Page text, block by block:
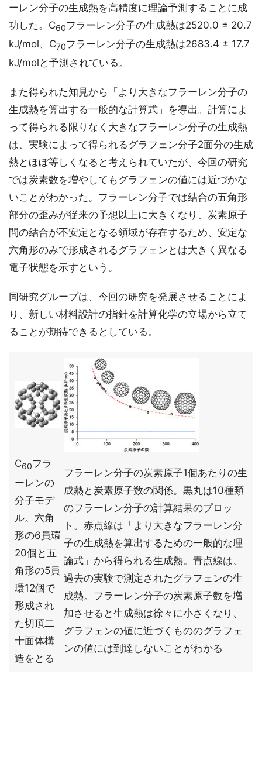
ーレン分子の生成熱を高精度に理論予測することに成
功した。C60フラーレン分子の生成熱は2520.0 ± 20.7
kJ/mol、C70フラーレン分子の生成熱は2683.4 ± 17.7
kJ/molと予測されている。
また得られた知見から「より大きなフラーレン分子の
生成熱を算出する一般的な計算式」を導出。計算によ
って得られる限りなく大きなフラーレン分子の生成熱
は、実験によって得られるグラフェン分子2面分の生成
熱とほぼ等しくなると考えられていたが、今回の研究
では炭素数を増やしてもグラフェンの値には近づかな
いことがわかった。フラーレン分子では結合の五角形
部分の歪みが従来の予想以上に大きくなり、炭素原子
間の結合が不安定となる領域が存在するため、安定な
六角形のみで形成されるグラフェンとは大きく異なる
電子状態を示すという。
同研究グループは、今回の研究を発展させることによ
り、新しい材料設計の指針を計算化学の立場から立て
ることが期待できるとしている。
C60フラ
ーレンの
分子モデ
ル。六角
形の6員環
20個と五
角形の5員
環12個で
形成され
た切頂二
十面体構
造をとる
フラーレン分子の炭素原子1個あたりの生
成熱と炭素原子数の関係。黒丸は10種類
のフラーレン分子の計算結果のプロッ
ト。赤点線は「より大きなフラーレン分
子の生成熱を算出するための一般的な理
論式」から得られる生成熱。青点線は、
過去の実験で測定されたグラフェンの生
成熱。フラーレン分子の炭素原子数を増
加させると生成熱は徐々に小さくなり、
グラフェンの値に近づくもののグラフェ
ンの値には到達しないことがわかる